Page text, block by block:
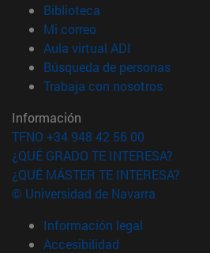
Biblioteca
Mi correo(abre en nueva
Aula virtual ADI
Búsqueda de personas(abre
Trabaja con nosotros(abre en
Información
TFNO +34 948 42 56 00
¿QUÉ GRADO TE INTERESA?
¿QUÉ MÁSTER TE INTERESA?
© Universidad de Navarra
Información legal
Accesibilidad